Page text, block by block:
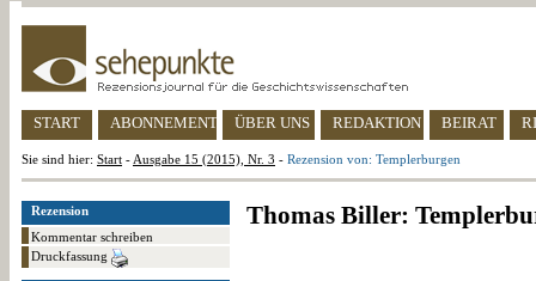
START ABONNEMENT ÜBER UNS REDAKTION BEIRAT
Sie sind hier: Start - Ausgabe 15 (2015), Nr. 3 - Rezension von: Templerburgen
Rezension
Kommentar schreiben
Druckfassung
Thomas Biller: